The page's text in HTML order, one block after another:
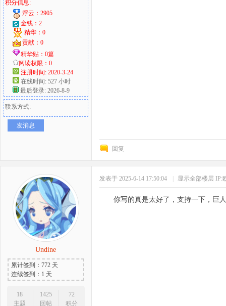
积分信息:
浮云：2905
金钱：2
精华：0
贡献：0
精华贴：0篇
阅读权限：0
注册时间: 2020-3-24
在线时间: 527 小时
最后登录: 2026-8-9
联系方式:
发消息
回复
Undine
累计签到：772 天
连续签到：1 天
18
主题
1425
回帖
72
积分
发表于 2025-6-14 17:50:04 显示全部楼层 IP:
你写的真是太好了，支持一下，巨